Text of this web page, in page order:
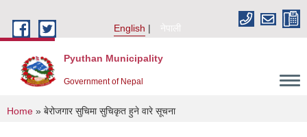
English
नेपाली
Pyuthan Municipality
Government of Nepal
You are here
Home » बेरोजगार सुचिमा सुचिकृत हुने वारे सूचना